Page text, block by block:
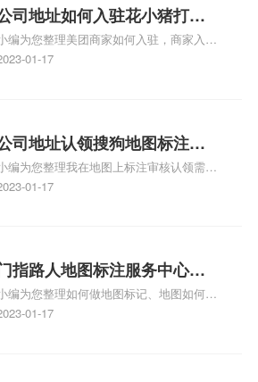
位置，增加商户被发现的机会。方便客户导
航：地图标注可以帮助客户更容易地找到商
户的实际位置。特别是对于新客户或不熟悉
地区的客户来说，地图标注可以提供明确
标注服务中心面的存在。对于一些客户来
，实体指路人地
司地址如何入驻花小猪打车
图标记？指路人地图标注服
中心铺如何入驻花小猪打车
编为您整理美团商家如何入驻，商家入驻
程、商家如何入驻地图、如何入驻地:、
01-17
司地址认领搜狗地图标注多
审核？公司地址认领地图标
多久审核？
编为您整理我在地图上标注审核认领需要
久、我在地图上标注审核认领需要多久
可查看下方正文！
01-17
指路人地图标注服务中心如
做花小猪打车地图位置标
？门指路人地图标注服务中
编为您整理如何做地图标记、地图如何做
记、so搜街景中如何做标记、360e启花贷
01-17